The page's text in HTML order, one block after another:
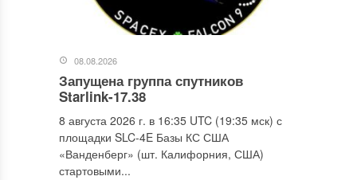
08.08.2026
Запущена группа спутников
Starlink-17.38
8 августа 2026 г. в 16:35 UTC (19:35 мск) с
площадки SLC-4E Базы КС США
«Ванденберг» (шт. Калифорния, США)
стартовыми...